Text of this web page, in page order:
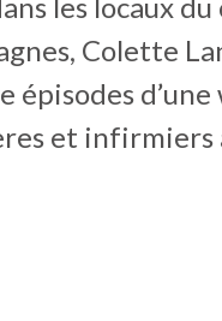
Colette
épisodes
et infirmiers